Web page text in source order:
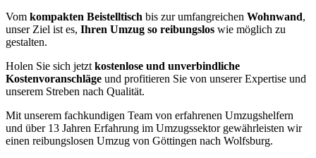
Vom kompakten Beistelltisch bis zur umfangreichen Wohnwand,
unser Ziel ist es, Ihren Umzug so reibungslos wie möglich zu
gestalten.
Holen Sie sich jetzt kostenlose und unverbindliche
Kostenvoranschläge und profitieren Sie von unserer Expertise und
unserem Streben nach Qualität.
Mit unserem fachkundigen Team von erfahrenen Umzugshelfern
und über 13 Jahren Erfahrung im Umzugssektor gewährleisten wir
einen reibungslosen Umzug von Göttingen nach Wolfsburg.